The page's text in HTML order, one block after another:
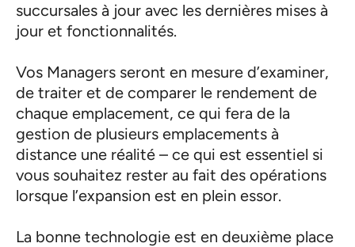
succursales à jour avec les dernières mises à
jour et fonctionnalités.
Vos Managers seront en mesure d’examiner,
de traiter et de comparer le rendement de
chaque emplacement, ce qui fera de la
gestion de plusieurs emplacements à
distance une réalité – ce qui est essentiel si
vous souhaitez rester au fait des opérations
lorsque l’expansion est en plein essor.
La bonne technologie est en deuxième place